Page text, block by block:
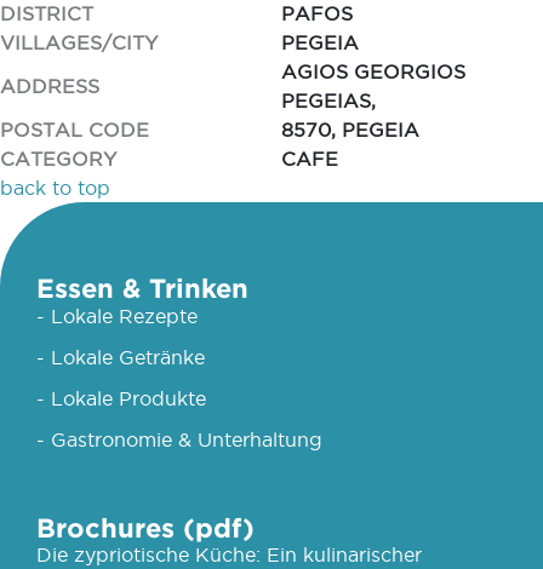
DISTRICT
PAFOS
VILLAGES/CITY
PEGEIA
ADDRESS
AGIOS GEORGIOS
PEGEIAS,
POSTAL CODE
8570, PEGEIA
CATEGORY
CAFE
back to top
Essen & Trinken
- Lokale Rezepte
- Lokale Getränke
- Lokale Produkte
- Gastronomie & Unterhaltung
Brochures (pdf)
Die zypriotische Küche: Ein kulinarischer